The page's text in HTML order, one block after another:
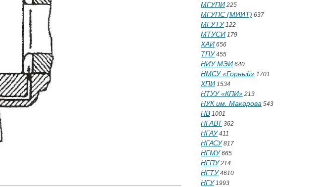
МГУПИ 225
МГУПС (МИИТ) 637
МГУТУ122
МТУСИ 179
ХАИ 656
ТПУ455
НИУ МЭИ 640
НМСУ «Горный» 1701
ХПИ 1534
НТУУ «КПИ» 213
НУК им. Макарова 543
НВ 1001
НГАВТ 362
НГАУ411
НГАСУ817
НГМУ665
НГПУ214
НГТУ4610
НГУ1993